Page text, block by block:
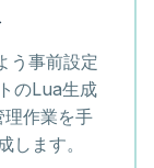
う事前設定
のLua生成
理作業を手
します。